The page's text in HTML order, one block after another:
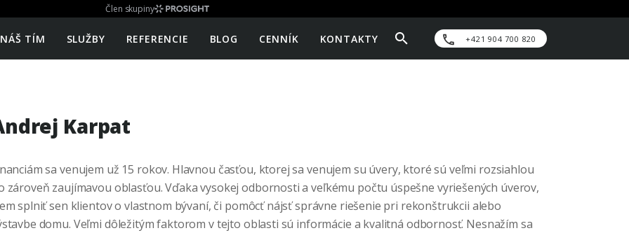
Člen skupiny
NÁŠ TÍM SLUŽBY REFERENCIE BLOG CENNÍK KONTAKTY +421 904 700 820
Karpat
sa venujem už 15 rokov. Hlavnou časťou, ktorej sa venujem su úvery, ktoré sú veľmi rozsiahlou
zároveň zaujímavou oblasťou. Vďaka vysokej odbornosti a veľkému počtu úspešne vyriešených úverov,
splniť sen klientov o vlastnom bývaní, či pomôcť nájsť správne riešenie pri rekonštrukcii alebo
domu. Veľmi dôležitým faktorom v tejto oblasti sú informácie a kvalitná odbornosť. Nesnažím sa